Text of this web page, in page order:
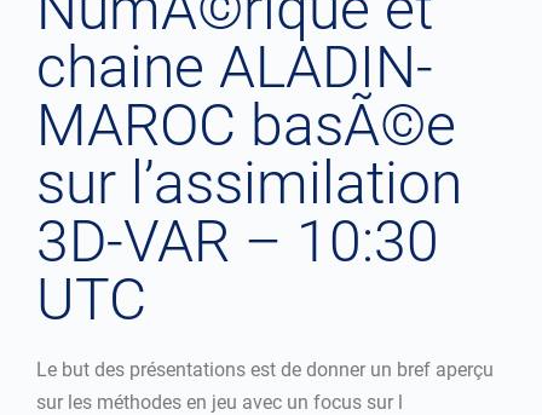
chaine ALADIN-
MAROC basÃ©e
sur l’assimilation
3D-VAR – 10:30
UTC
Le but des présentations est de donner un bref aperçu
sur les méthodes en jeu avec un focus sur l